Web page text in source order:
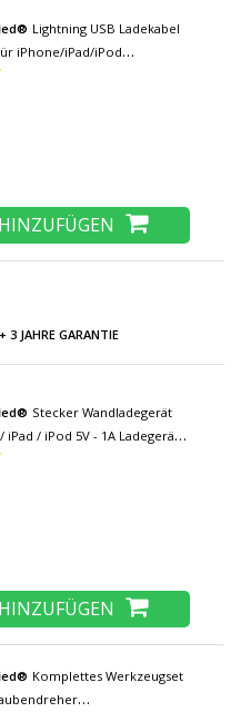
Lightning USB Ladekabel
iPhone/iPad/iPod
Meter
3 JAHRE GARANTIE
Stecker Wandladegerät
/ iPod 5V - 1A Ladegerät
Weiß
Komplettes Werkzeugset